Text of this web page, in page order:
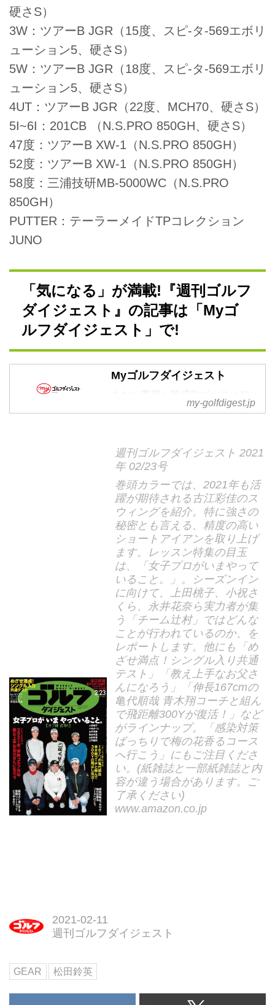
硬さS）
3W：ツアーB JGR（15度、スピ-タ-569エボリ
ューション5、硬さS）
5W：ツアーB JGR（18度、スピ-タ-569エボリ
ューション5、硬さS）
4UT：ツアーB JGR（22度、MCH70、硬さS）
5I~6I：201CB （N.S.PRO 850GH、硬さS）
47度：ツアーB XW-1（N.S.PRO 850GH）
52度：ツアーB XW-1（N.S.PRO 850GH）
58度：三浦技研MB-5000WC（N.S.PRO
850GH）
PUTTER：テーラーメイドTPコレクション
JUNO
「気になる」が満載!『週刊ゴルフ
ダイジェスト』の記事は「Myゴ
ルフダイジェスト」で!
Myゴルフダイジェスト
ア by ゴルフダイジェスト。2021
my-golfdigest.jp
週刊ゴルフダイジェスト 2021
年 02/23号
巻頭カラーでは、2021年も活
躍が期待される古江彩佳のス
ウィングを紹介。特に強さの
秘密とも言える、精度の高い
ショートアイアンを取り上げ
ます。レッスン特集の目玉
は、「女子プロがいまやって
いること。」。シーズンイン
に向けて、上田桃子、小祝さ
くら、永井花奈ら実力者が集
う「チーム辻村」ではどんな
ことが行われているのか、を
レポートします。他にも「め
ざせ満点！シングル入り共通
テスト」「教え上手なお父さ
んになろう」「伸長167cmの
亀代順哉 青木翔コーチと組ん
で飛距離300Yが復活！」など
がラインナップ。「感染対策
ばっちりで梅の花香るコース
へ行こう」にもご注目くださ
い。(紙雑誌と一部紙雑誌と内
容が違う場合があります。ご
了承ください)
www.amazon.co.jp
2021-02-11
週刊ゴルフダイジェスト
GEAR 松田鈴英